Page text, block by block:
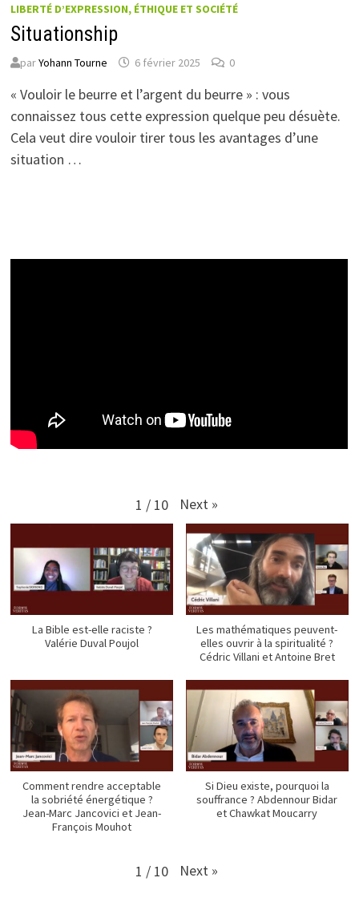
LIBERTÉ D’EXPRESSION, ÉTHIQUE ET SOCIÉTÉ
Situationship
parYohann Tourne 6 février 2025 0
« Vouloir le beurre et l’argent du beurre » : vous
connaissez tous cette expression quelque peu désuète.
Cela veut dire vouloir tirer tous les avantages d’une
situation …
1 / 10 Next »
La Bible est-elle raciste ?
Valérie Duval Poujol
Les mathématiques peuvent-
elles ouvrir à la spiritualité ?
Cédric Villani et Antoine Bret
Comment rendre acceptable
la sobriété énergétique ?
Jean-Marc Jancovici et Jean-
François Mouhot
Si Dieu existe, pourquoi la
souffrance ? Abdennour Bidar
et Chawkat Moucarry
1 / 10 Next »